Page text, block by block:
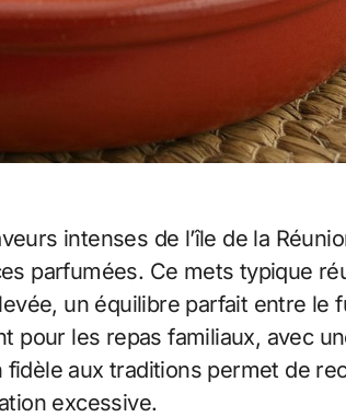
intenses de l’île de la
parfumées. Ce mets typique
un équilibre parfait entre le
pour les repas familiaux, avec
aux traditions permet de
excessive.